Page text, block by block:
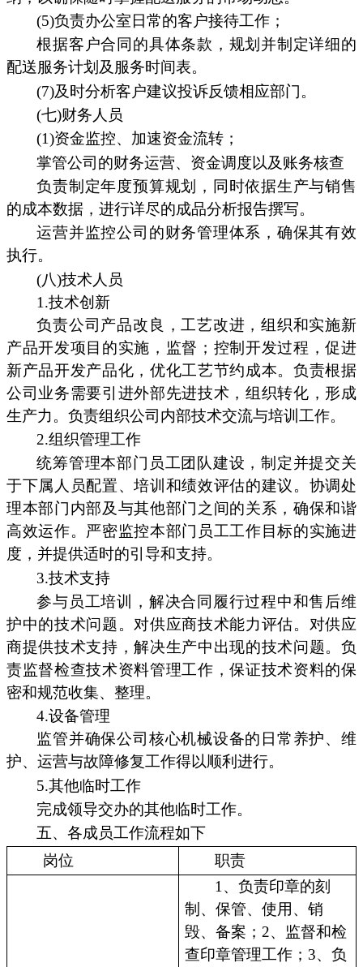
(5)负责办公室日常的客户接待工作；
根据客户合同的具体条款，规划并制定详细的
配送服务计划及服务时间表。
(7)及时分析客户建议投诉反馈相应部门。
(七)财务人员
(1)资金监控、加速资金流转；
掌管公司的财务运营、资金调度以及账务核查
负责制定年度预算规划，同时依据生产与销售
的成本数据，进行详尽的成品分析报告撰写。
运营并监控公司的财务管理体系，确保其有效
执行。
(八)技术人员
1.技术创新
负责公司产品改良，工艺改进，组织和实施新
产品开发项目的实施，监督；控制开发过程，促进
新产品开发产品化，优化工艺节约成本。负责根据
公司业务需要引进外部先进技术，组织转化，形成
生产力。负责组织公司内部技术交流与培训工作。
2.组织管理工作
统筹管理本部门员工团队建设，制定并提交关
于下属人员配置、培训和绩效评估的建议。协调处
理本部门内部及与其他部门之间的关系，确保和谐
高效运作。严密监控本部门员工工作目标的实施进
度，并提供适时的引导和支持。
3.技术支持
参与员工培训，解决合同履行过程中和售后维
护中的技术问题。对供应商技术能力评估。对供应
商提供技术支持，解决生产中出现的技术问题。负
责监督检查技术资料管理工作，保证技术资料的保
密和规范收集、整理。
4.设备管理
监管并确保公司核心机械设备的日常养护、维
护、运营与故障修复工作得以顺利进行。
5.其他临时工作
完成领导交办的其他临时工作。
五、各成员工作流程如下
岗位
职责
1、负责印章的刻
制、保管、使用、销
毁、备案；2、监督和检
查印章管理工作；3、负